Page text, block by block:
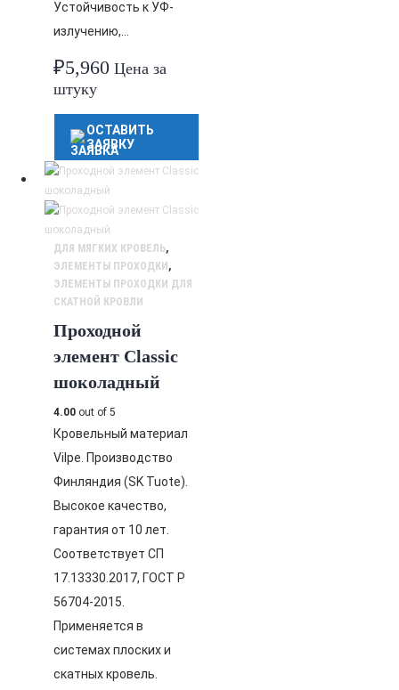
Устойчивость к УФ-
излучению,…
₽5,960 Цена за
штуку
ОСТАВИТЬ
ЗАЯВКУ
ДЛЯ МЯГКИХ КРОВЕЛЬ,
ЭЛЕМЕНТЫ ПРОХОДКИ ,
ЭЛЕМЕНТЫ ПРОХОДКИ ДЛЯ
СКАТНОЙ КРОВЛИ
Проходной
элемент Classic
шоколадный
4.00 out of 5
Кровельный материал
Vilpe. Производство
Финляндия (SK Tuote).
Высокое качество,
гарантия от 10 лет.
Соответствует СП
17.13330.2017, ГОСТ Р
56704-2015.
Применяется в
системах плоских и
скатных кровель.